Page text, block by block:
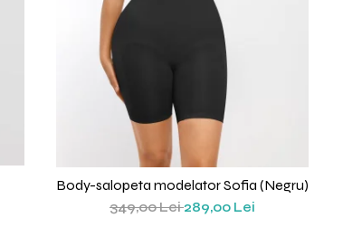
Body-salopeta modelator Sofia (Negru)
349,00 Lei289,00 Lei